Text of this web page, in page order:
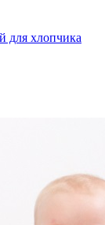
для хлопчика